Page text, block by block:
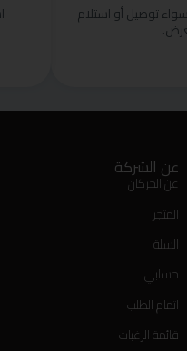
توصيل أو استلام
عن الشركة
عن الحركان
المتجر
السلة
حسابي
اتمام الطلب
قائمة الرغبات